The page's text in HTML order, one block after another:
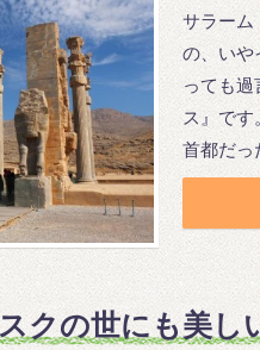
サラーム
の、いや
っても過
ス』です
首都だっ
クの世にも美し